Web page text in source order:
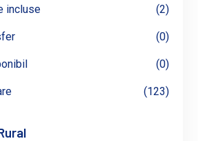
incluse (2)
(0)
(0)
(123)